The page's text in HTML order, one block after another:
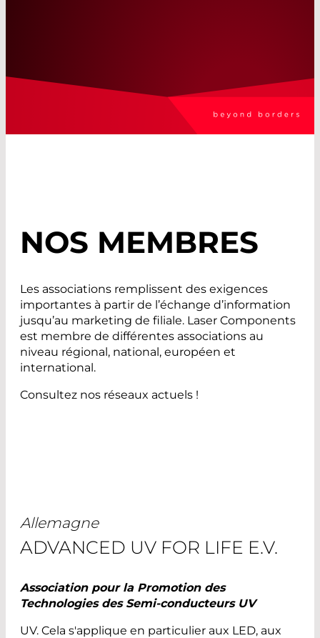
NOS MEMBRES
Les associations remplissent des exigences
importantes à partir de l’échange d’information
jusqu’au marketing de filiale. Laser Components
est membre de différentes associations au
niveau régional, national, européen et
international.
Consultez nos réseaux actuels !
Allemagne
ADVANCED UV FOR LIFE E.V.
Association pour la Promotion des
Technologies des Semi-conducteurs UV
UV. Cela s'applique en particulier aux LED, aux